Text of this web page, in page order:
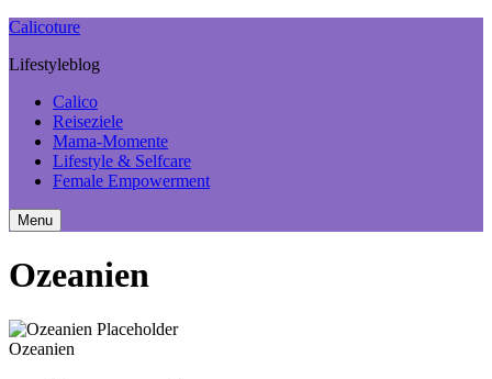
Calicoture
Lifestyleblog
Calico
Reiseziele
Mama-Momente
Lifestyle & Selfcare
Female Empowerment
Menu
Ozeanien
Ozeanien